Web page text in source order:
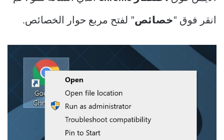
انقر فوق “خصائص” لفتح مربع حوار الخصائص.